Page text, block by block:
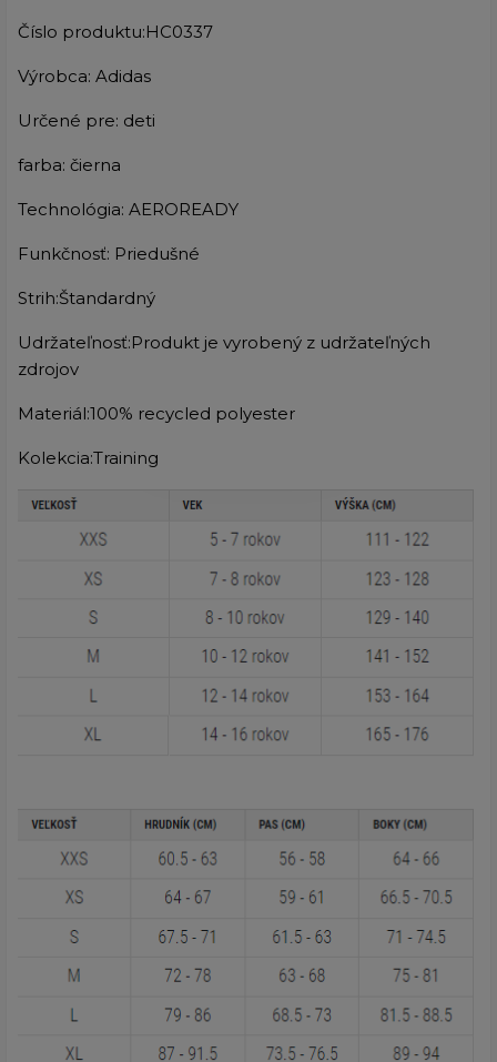
Číslo produktu:HC0337
Výrobca: Adidas
Určené pre: deti
farba: čierna
Technológia: AEROREADY
Funkčnosť: Priedušné
Strih:Štandardný
Udržateľnosť:Produkt je vyrobený z udržateľných
zdrojov
Materiál:100% recycled polyester
Kolekcia:Training